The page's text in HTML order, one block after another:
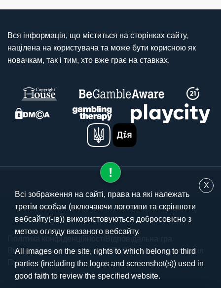
Вся інформація, що міститься на сторінках сайту,
націлена на користувача та може бути корисною як
новачкам, так і тим, хто вже грає на ставках.
© 2025 stavki.ua
Вікові обмеження та ліцензіїFAQУмови використання
Про автора
X
Всі зображення на сайті, права на які належать
третім особам (включаючи логотипи та скріншоти
вебсайту(-ів)) використовуються добросовісно з
метою огляду вказаного вебсайту.
All images on the site, rights to which belong to third
parties (including the logos and screenshot(s)) used in
good faith to review the specified website.